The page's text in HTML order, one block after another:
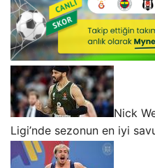
Nick
Ligi’nde sezonun en iyi